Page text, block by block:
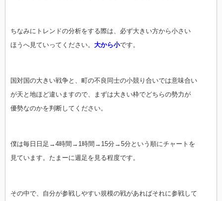
ちなみにトレンドの分析をする際は、必ず大きい方から小さい
ほうへ見ていってください。 大から小です。
国対国の大きい戦争と、町の不良同士の小競り合いでは意味合い
が天と地ほど違いますので、まずは大きい枠でどちらの勢力が
優勢なのかを判断してください。
僕は毎日日足→4時間→1時間→15分→5分という順にチャートを
見ています。たまーに週足を見る程度です。
その中で、自分が参戦しやすい規模の戦があればそれに参戦して